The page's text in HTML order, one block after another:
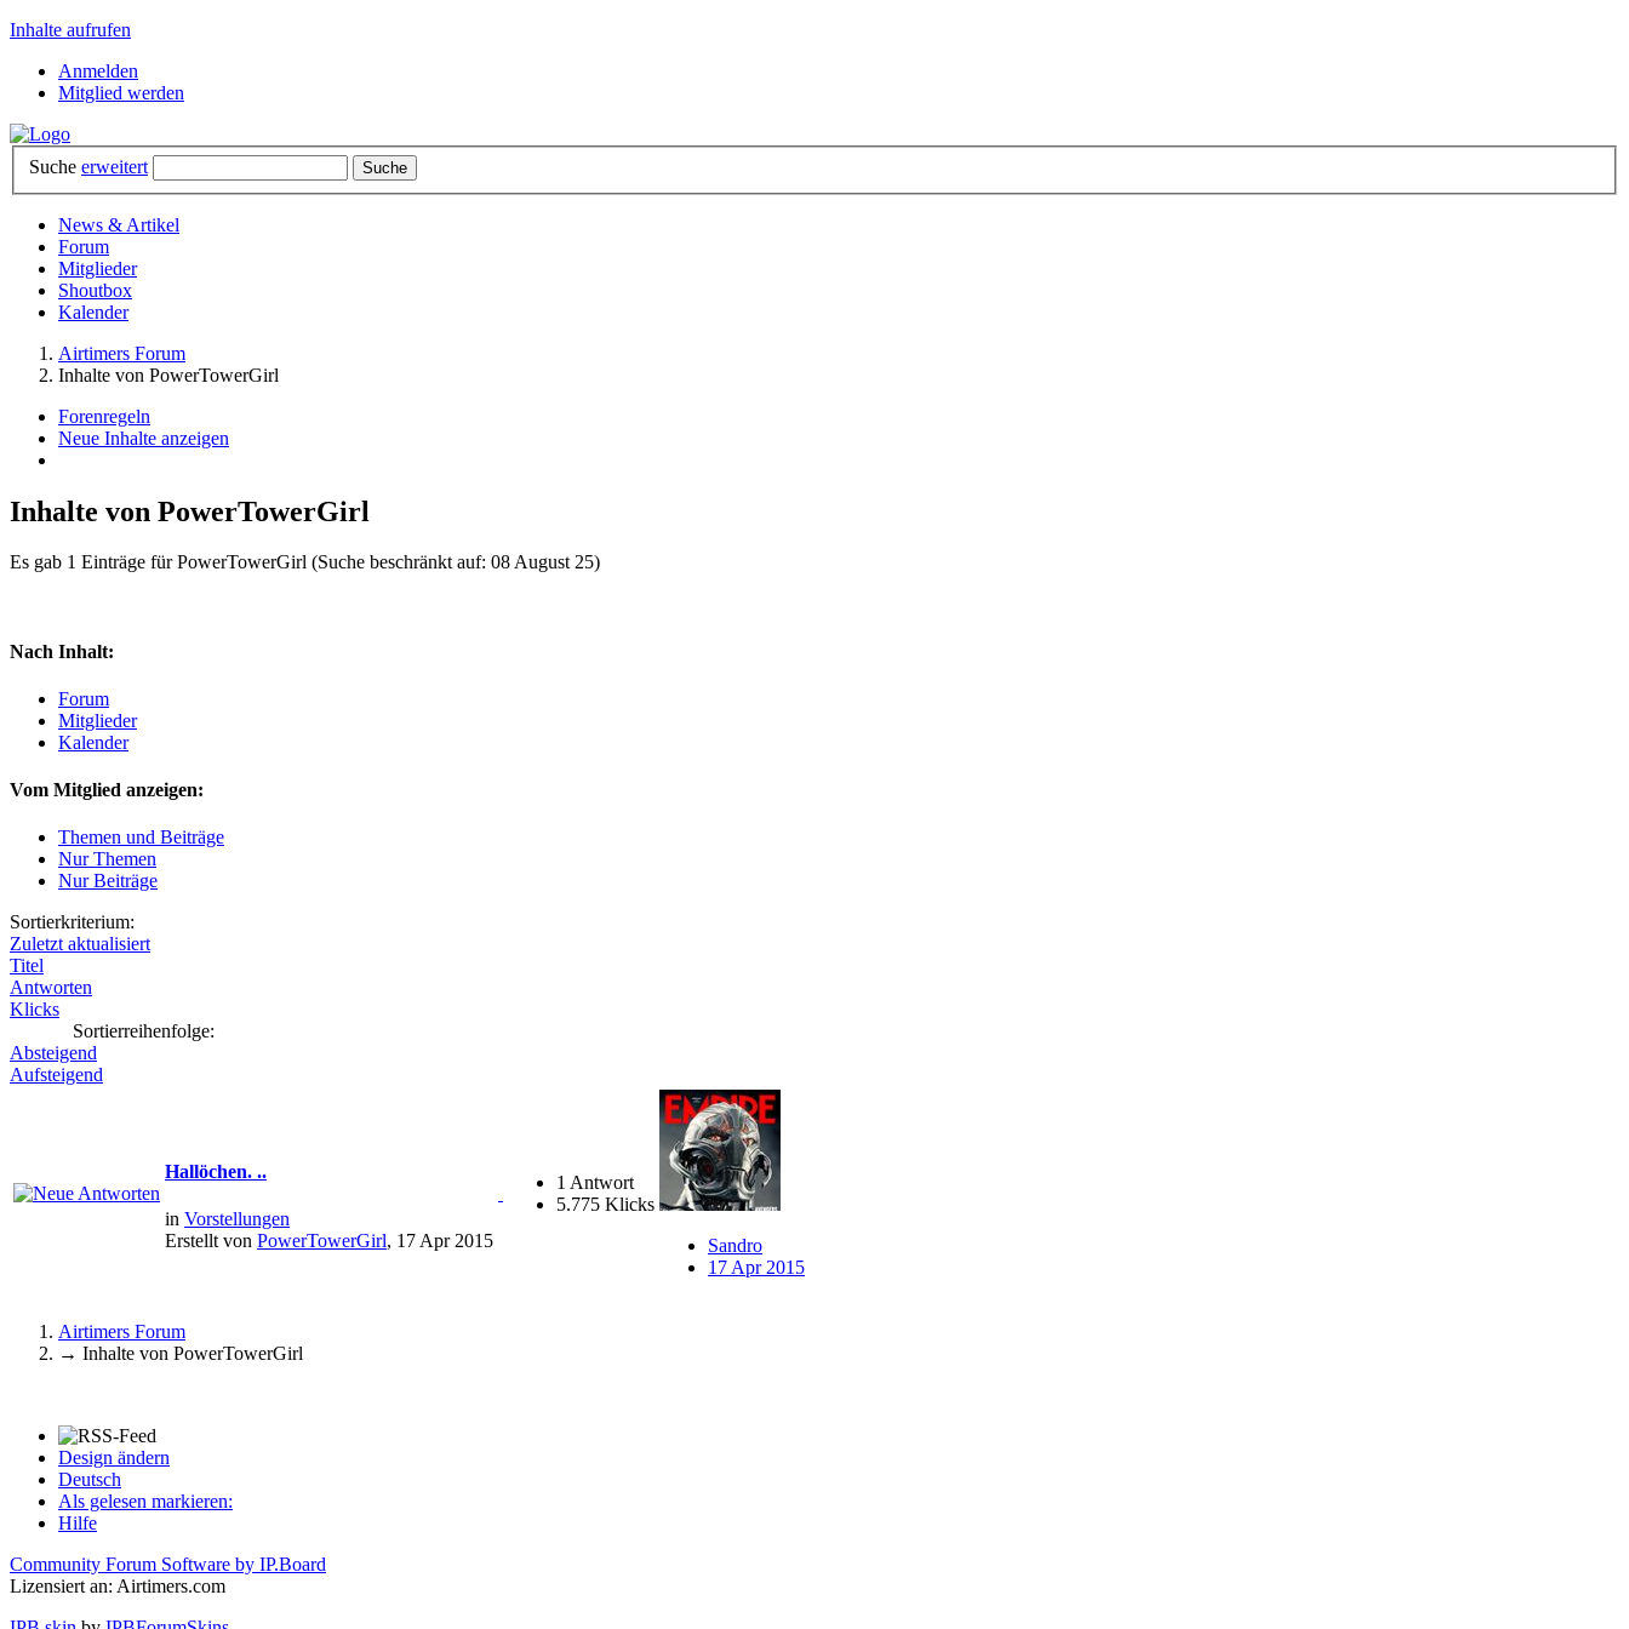
Inhalte aufrufen
Anmelden
Mitglied werden
Suche erweitert
News & Artikel
Forum
Mitglieder
Shoutbox
Kalender
Airtimers Forum
Inhalte von PowerTowerGirl
Forenregeln
Neue Inhalte anzeigen
Inhalte von PowerTowerGirl
Es gab 1 Einträge für PowerTowerGirl (Suche beschränkt auf: 08 August 25)
Nach Inhalt:
Forum
Mitglieder
Kalender
Vom Mitglied anzeigen:
Themen und Beiträge
Nur Themen
Nur Beiträge
Sortierkriterium:
Zuletzt aktualisiert
Titel
Antworten
Klicks
Sortierreihenfolge:
Absteigend
Aufsteigend
Hallöchen. ..
in Vorstellungen
Erstellt von PowerTowerGirl, 17 Apr 2015
1 Antwort
5.775 Klicks
Sandro
17 Apr 2015
Airtimers Forum
→ Inhalte von PowerTowerGirl
Design ändern
Deutsch
Als gelesen markieren:
Hilfe
Community Forum Software by IP.Board
Lizensiert an: Airtimers.com